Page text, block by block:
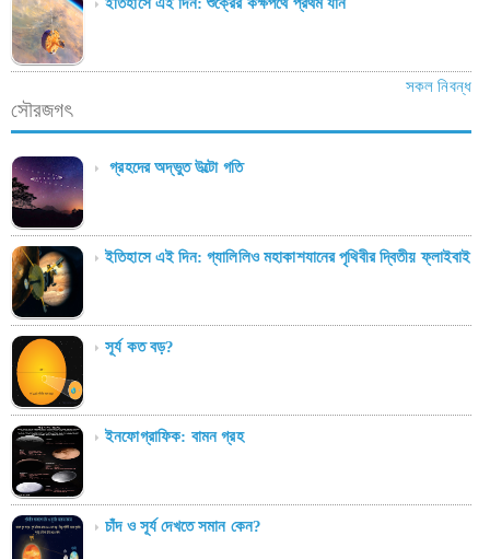
ইতিহাসে এই দিন: শুক্রের কক্ষপথে প্রথম যান
সকল নিবন্ধ
সৌরজগৎ
গ্রহদের অদ্ভুত উল্টো গতি
ইতিহাসে এই দিন: গ্যালিলিও মহাকাশযানের পৃথিবীর দ্বিতীয় ফ্লাইবাই
সূর্য কত বড়?
ইনফোগ্রাফিক: বামন গ্রহ
চাঁদ ও সূর্য দেখতে সমান কেন?